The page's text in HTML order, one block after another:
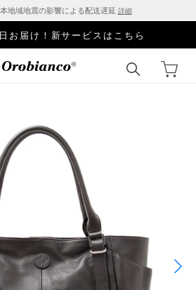
本地域地震の影響による配送遅延 詳細
お届け！新サービスはこちら